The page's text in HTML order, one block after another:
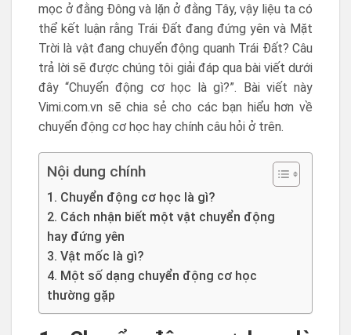
mọc ở đằng Đông và lặn ở đằng Tây, vậy liệu ta có
thể kết luận rằng Trái Đất đang đứng yên và Mặt
Trời là vật đang chuyển động quanh Trái Đất? Câu
trả lời sẽ được chúng tôi giải đáp qua bài viết dưới
đây “Chuyển động cơ học là gì?”. Bài viết này
Vimi.com.vn sẽ chia sẻ cho các bạn hiểu hơn về
chuyển động cơ học hay chính câu hỏi ở trên.
Nội dung chính
1. Chuyển động cơ học là gì?
2. Cách nhận biết một vật chuyển động
hay đứng yên
3. Vật mốc là gì?
4. Một số dạng chuyển động cơ học
thường gặp